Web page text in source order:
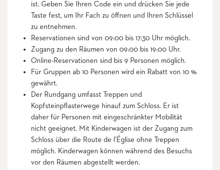
ist. Geben Sie Ihren Code ein und drücken Sie jede
Taste fest, um Ihr Fach zu öffnen und Ihren Schlüssel
zu entnehmen.
Reservationen sind von 09:00 bis 17:30 Uhr möglich.
Zugang zu den Räumen von 09:00 bis 19:00 Uhr.
Online-Reservationen sind bis 9 Personen möglich.
Für Gruppen ab 10 Personen wird ein Rabatt von 10 %
gewährt.
Der Rundgang umfasst Treppen und
Kopfsteinpflasterwege hinauf zum Schloss. Er ist
daher für Personen mit eingeschränkter Mobilität
nicht geeignet. Mit Kinderwagen ist der Zugang zum
Schloss über die Route de l’Église ohne Treppen
möglich. Kinderwagen können während des Besuchs
vor den Räumen abgestellt werden.